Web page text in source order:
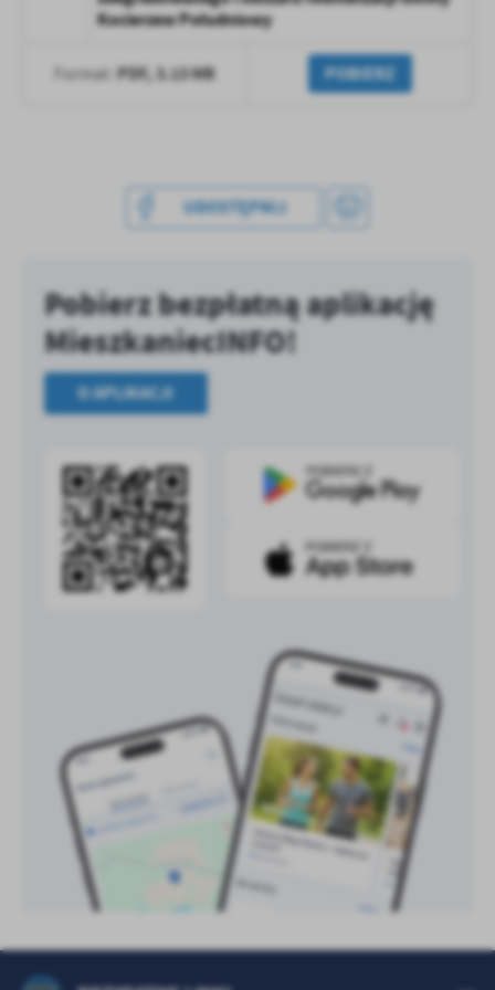
treści w postaci wiadomości, ofert, komunikatów mediów
Kocierzew Południowy
Format: PDF, 3.13 MB POBIERZ
UDOSTĘPNIJ
Pobierz bezpłatną aplikację
MieszkaniecINFO!
O APLIKACJI